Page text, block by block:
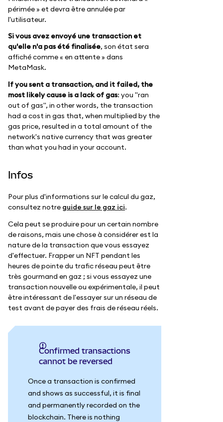
périmée » et devra être annulée par
l'utilisateur.
Si vous avez envoyé une transaction et
qu'elle n'a pas été finalisée, son état sera
affiché comme « en attente » dans
MetaMask.
If you sent a transaction, and it failed, the
most likely cause is a lack of gas: you "ran
out of gas", in other words, the transaction
had a cost in gas that, when multiplied by the
gas price, resulted in a total amount of the
network's native currency that was greater
than what you had in your account.
Infos
Pour plus d'informations sur le calcul du gaz,
consultez notre guide sur le gaz ici.
Cela peut se produire pour un certain nombre
de raisons, mais une chose à considérer est la
nature de la transaction que vous essayez
d'effectuer. Frapper un NFT pendant les
heures de pointe du trafic réseau peut être
très gourmand en gaz ; si vous essayez une
transaction nouvelle ou expérimentale, il peut
être intéressant de l'essayer sur un réseau de
test avant de payer des frais de réseau réels.
Confirmed transactions
cannot be reversed
Once a transaction is confirmed
and shows as successful, it is final
and permanently recorded on the
blockchain. There is nothing